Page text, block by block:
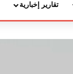
تقارير إخبارية